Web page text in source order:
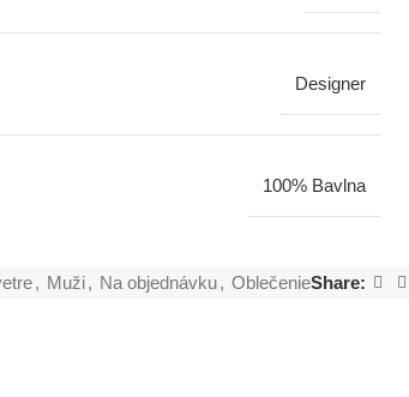
Designer
100% Bavlna
, Muži, Na objednávku, OblečenieShare: